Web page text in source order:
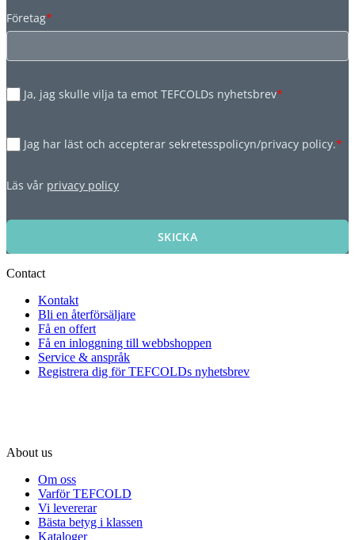
Företag*
Ja, jag skulle vilja ta emot TEFCOLDs nyhetsbrev*
Jag har läst och accepterar sekretesspolicyn/privacy policy.*
Läs vår privacy policy
SKICKA
Contact
Kontakt
Bli en återförsäljare
Få en offert
Få en inloggning till webbshoppen
Service & anspråk
Registrera dig för TEFCOLDs nyhetsbrev
About us
Om oss
Varför TEFCOLD
Vi levererar
Bästa betyg i klassen
Kataloger